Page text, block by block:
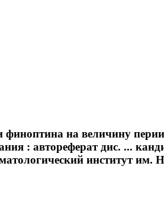
на величину
: автореферат дис. ...
институт им.